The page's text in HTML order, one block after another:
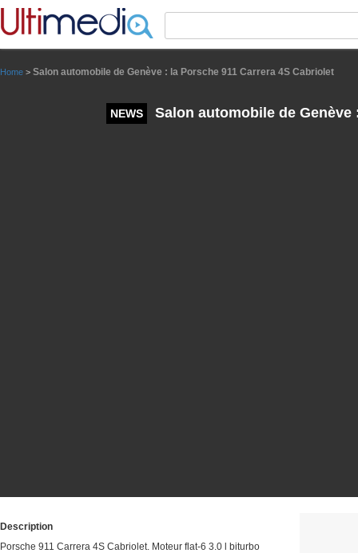
Home > Salon automobile de Genève : la Porsche 911 Carrera 4S Cabriolet
NEWS Salon automobile de Genève
Description
Porsche 911 Carrera 4S Cabriolet. Moteur flat-6 3.0 l biturbo
Panneau de gestion des cookies